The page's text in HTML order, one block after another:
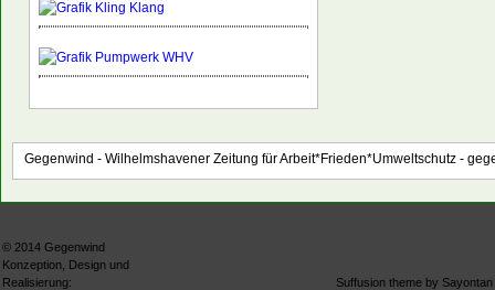
Gegenwind - Wilhelmshavener Zeitung für Arbeit*Frieden*Umweltschutz -
© 2014 Gegenwind
Konzeption, Design und
Realisierung:
Suffusion theme by Sayontan